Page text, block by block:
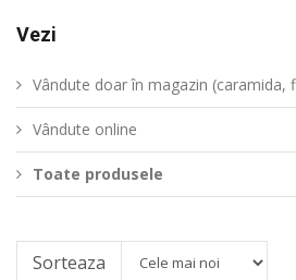
Vezi
Vândute doar în magazin (caramida,
Vândute online
Toate produsele
Sorteaza